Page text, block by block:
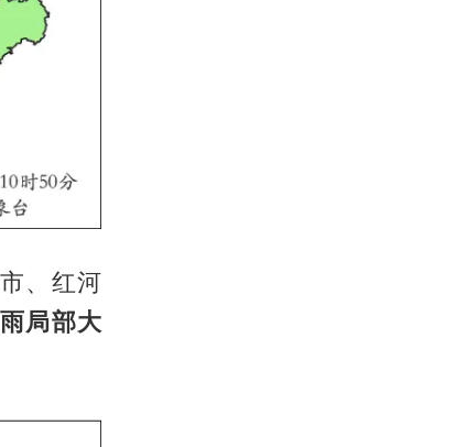
、红河
局部大